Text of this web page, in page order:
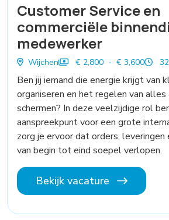
Customer Service en
commerciële
medewerker
Wijchen € 2,800 - € 3,600
Ben jij iemand die energie krijgt van
organiseren en het regelen van alles
schermen? In deze veelzijdige rol
aanspreekpunt voor een grote
zorg je ervoor dat orders, leveringen
van begin tot eind soepel verlopen.
Bekijk vacature